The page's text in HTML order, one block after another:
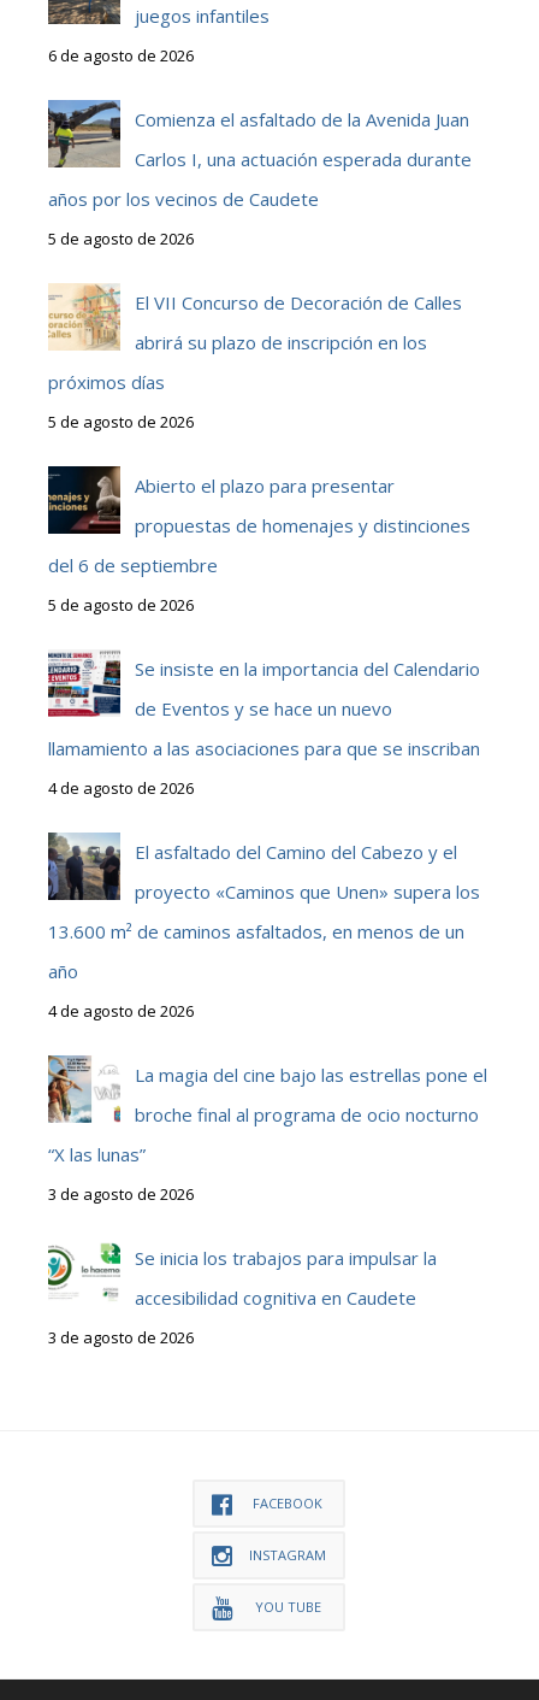
juegos infantiles
6 de agosto de 2026
Comienza el asfaltado de la Avenida Juan
Carlos I, una actuación esperada durante
años por los vecinos de Caudete
5 de agosto de 2026
El VII Concurso de Decoración de Calles
abrirá su plazo de inscripción en los
próximos días
5 de agosto de 2026
Abierto el plazo para presentar
propuestas de homenajes y distinciones
del 6 de septiembre
5 de agosto de 2026
Se insiste en la importancia del Calendario
de Eventos y se hace un nuevo
llamamiento a las asociaciones para que se inscriban
4 de agosto de 2026
El asfaltado del Camino del Cabezo y el
proyecto «Caminos que Unen» supera los
13.600 m² de caminos asfaltados, en menos de un
año
4 de agosto de 2026
La magia del cine bajo las estrellas pone el
broche final al programa de ocio nocturno
“X las lunas”
3 de agosto de 2026
Se inicia los trabajos para impulsar la
accesibilidad cognitiva en Caudete
3 de agosto de 2026
FACEBOOK
INSTAGRAM
YOU TUBE